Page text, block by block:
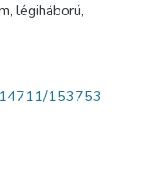
, légiháború,
153753